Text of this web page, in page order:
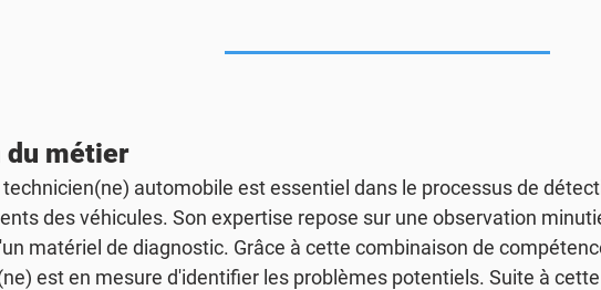
du métier
technicien(ne) automobile est essentiel dans le processus de
des véhicules. Son expertise repose sur une observation
matériel de diagnostic. Grâce à cette combinaison de
est en mesure d'identifier les problèmes potentiels. Suite à